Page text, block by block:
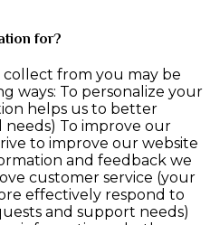
for?
from you may be
ways: To personalize your
helps us to better
To improve our
to improve our website
and feedback we
customer service (your
effectively respond to
and support needs)